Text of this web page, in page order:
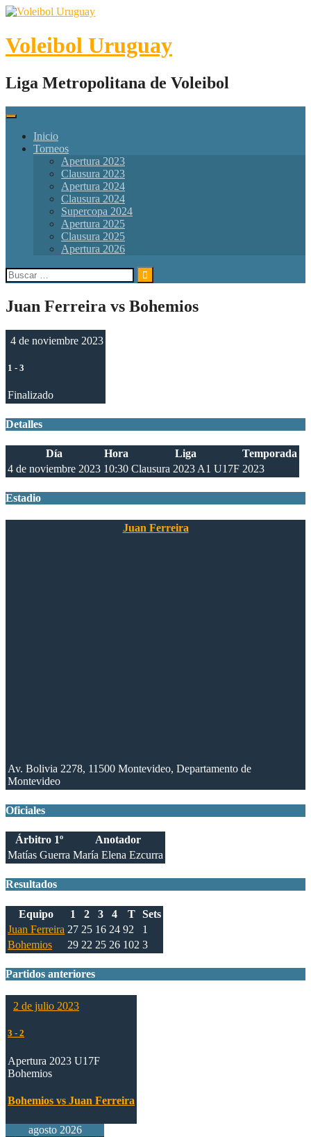
Skip
content
Voleibol Uruguay
Liga Metropolitana de Voleibol
Inicio
Torneos
Apertura 2023
Clausura 2023
Apertura 2024
Clausura 2024
Supercopa 2024
Apertura 2025
Clausura 2025
Apertura 2026
Buscar:
Juan Ferreira vs Bohemios
4 de noviembre 2023
1 - 3
Finalizado
Detalles
Día Hora Liga
Temporada
4 de noviembre 2023 10:30 Clausura 2023 A1 U17F 2023
Estadio
Juan Ferreira
Av. Bolivia 2278, 11500 Montevideo, Departamento de
Montevideo
Oficiales
Árbitro 1º
Anotador
Matías Guerra María Elena Ezcurra
Resultados
Equipo 1 2 3 4 T
Sets
Juan Ferreira 27 25 16 24 92
1
Bohemios
29 22 25 26 102 3
Partidos anteriores
2 de julio 2023
3 - 2
Apertura 2023 U17F
Bohemios
Bohemios vs Juan Ferreira
agosto 2026